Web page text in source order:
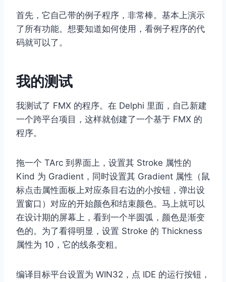
首先，它自己带的例子程序，非常棒。基本上演示
了所有功能。想要知道如何使用，看例子程序的代
码就可以了。
我的测试
我测试了 FMX 的程序。在 Delphi 里面，自己新建
一个跨平台项目，这样就创建了一个基于 FMX 的
程序。
拖一个 TArc 到界面上，设置其 Stroke 属性的
Kind 为 Gradient，同时设置其 Gradient 属性（鼠
标点击属性面板上对应条目右边的小按钮，弹出设
置窗口）对应的开始颜色和结束颜色。马上就可以
在设计期的屏幕上，看到一个半圆弧，颜色是渐变
色的。为了看得明显，设置 Stroke 的 Thickness
属性为 10，它的线条变粗。
编译目标平台设置为 WIN32，点 IDE 的运行按钮，